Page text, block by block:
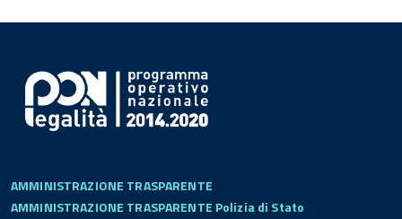
AMMINISTRAZIONE TRASPARENTE
AMMINISTRAZIONE TRASPARENTE Polizia di Stato